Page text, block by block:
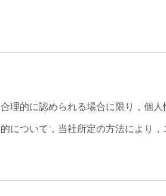
理的に認められる場合に限り，個人
について，当社所定の方法により